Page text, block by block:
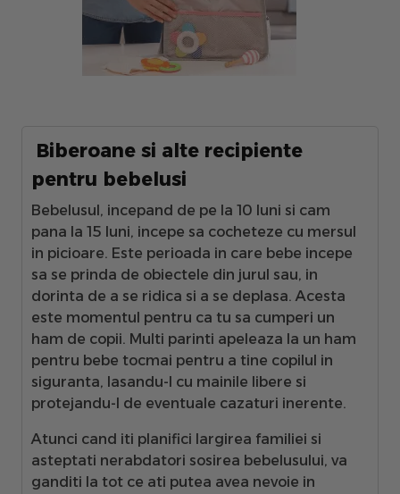
Biberoane si alte recipiente
pentru bebelusi
Bebelusul, incepand de pe la 10 luni si cam
pana la 15 luni, incepe sa cocheteze cu mersul
in picioare. Este perioada in care bebe incepe
sa se prinda de obiectele din jurul sau, in
dorinta de a se ridica si a se deplasa. Acesta
este momentul pentru ca tu sa cumperi un
ham de copii. Multi parinti apeleaza la un ham
pentru bebe tocmai pentru a tine copilul in
siguranta, lasandu-l cu mainile libere si
protejandu-l de eventuale cazaturi inerente.
Atunci cand iti planifici largirea familiei si
asteptati nerabdatori sosirea bebelusului, va
ganditi la tot ce ati putea avea nevoie in